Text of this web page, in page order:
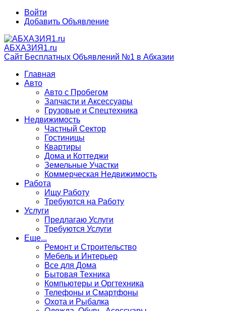
Войти
Добавить Объявление
АБХАЗИЯ1.ru
Сайт Бесплатных Объявлений №1 в Абхазии
Главная
Авто
Авто с Пробегом
Запчасти и Аксессуары
Грузовые и Спецтехника
Недвижимость
Частный Сектор
Гостиницы
Квартиры
Дома и Коттеджи
Земельные Участки
Коммерческая Недвижимость
Работа
Ищу Работу
Требуются на Работу
Услуги
Предлагаю Услуги
Требуются Услуги
Еще...
Ремонт и Строительство
Мебель и Интерьер
Все для Дома
Бытовая Техника
Компьютеры и Оргтехника
Телефоны и Смартфоны
Охота и Рыбалка